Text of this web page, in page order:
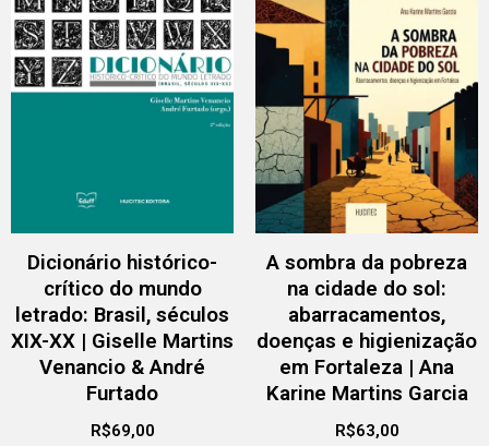
Dicionário histórico-
crítico do mundo
letrado: Brasil, séculos
XIX-XX | Giselle Martins
Venancio & André
Furtado
R$69,00
A sombra da pobreza
na cidade do sol:
abarracamentos,
doenças e higienização
em Fortaleza | Ana
Karine Martins Garcia
R$63,00